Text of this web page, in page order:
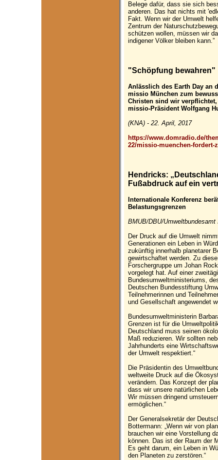
Belege dafür, dass sie sich
anderen. Das hat nichts mit
Fakt. Wenn wir der Umwelt
Zentrum der
schützen wollen, müssen wir
indigener Völker bleiben kann.”
"Schöpfung bewahren"
Anlässlich des Earth Day an
missio München zum
Christen sind wir
missio-Präsident Wolfgang
(KNA) - 22. April, 2017
https://www.domradio.de/
22/missio-muenchen-fordert-
Hendricks:
Fußabdruck auf ein
Internationale Konferenz
Belastungsgrenzen
BMUB/DBU/
Der Druck auf die Umwelt
Generationen ein Leben in
zukünftig innerhalb planetarer
gewirtschaftet werden. Zu
Forschergruppe um Johan
vorgelegt hat. Auf einer
Bundesumweltministeriums,
Deutschen Bundesstiftung
Teilnehmerinnen und
und Gesellschaft angewendet
Bundesumweltministerin
Grenzen ist für die
Deutschland muss seinen
Maß reduzieren. Wir sollten
Jahrhunderts eine
der Umwelt respektiert.“
Die Präsidentin des
weltweite Druck auf die
verändern. Das Konzept der
dass wir unsere natürlichen
Wir müssen dringend
ermöglichen.“
Der Generalsekretär der
Bottermann: „Wenn wir von
brauchen wir eine Vorstellung
können. Das ist der Raum der
Es geht darum, ein Leben in
den Planeten zu zerstören.“